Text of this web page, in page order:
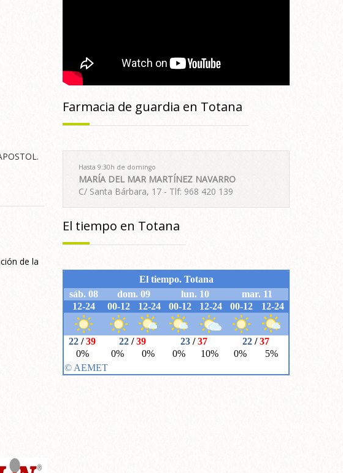
de la
Farmacia de guardia en Totana
Hasta 9:30h de domingo
MARÍA DEL MAR MARTÍNEZ NAVARRO
C/ Santa Bárbara, 17 - Tlf: 968 420 139
El tiempo en Totana